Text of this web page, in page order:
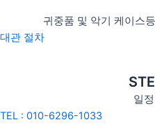
귀중품 및 악기 케이스
대관 절차
일
TEL : 010-6296-1033